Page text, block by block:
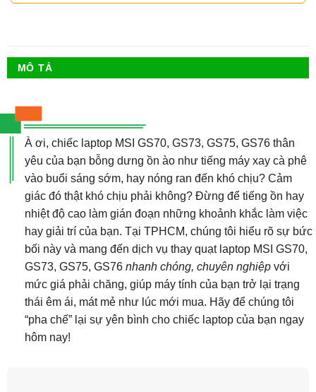
MÔ TẢ
À ơi, chiếc laptop MSI GS70, GS73, GS75, GS76 thân
yêu của bạn bỗng dưng ồn ào như tiếng máy xay cà phê
vào buổi sáng sớm, hay nóng ran đến khó chịu? Cảm
giác đó thật khó chịu phải không? Đừng để tiếng ồn hay
nhiệt độ cao làm gián đoạn những khoảnh khắc làm việc
hay giải trí của bạn. Tại TPHCM, chúng tôi hiểu rõ sự bức
bối này và mang đến dịch vụ thay quạt laptop MSI GS70,
GS73, GS75, GS76 nhanh chóng, chuyên nghiệpvới
mức giá phải chăng, giúp máy tính của bạn trở lại trạng
thái êm ái, mát mẻ như lúc mới mua. Hãy để chúng tôi
“pha chế” lại sự yên bình cho chiếc laptop của bạn ngay
hôm nay!